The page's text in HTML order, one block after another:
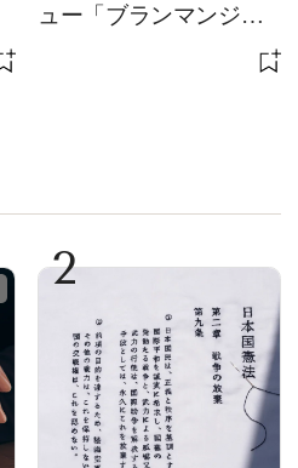
ュー「ブランマンジ
ェ」「ダックワーズ」
2